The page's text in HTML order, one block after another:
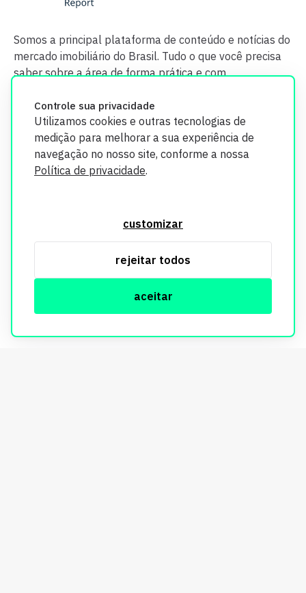
Controle sua privacidade
Utilizamos cookies e outras tecnologias de
medição para melhorar a sua experiência de
navegação no nosso site, conforme a nossa
Política de privacidade.
customizar
rejeitar todos
aceitar
Somos a principal plataforma de conteúdo e notícias do
mercado imobiliário do Brasil. Tudo o que você precisa
saber sobre a área de forma prática e com
segurança. Todos os dados coletados em nosso site são
utilizados exclusivamente para fins de aprimoramento de
informações, consulte nossa Política de Privacidade.
© Copyright Imobi Report. Todos os direitos reservados.
Política de privacidade
mobister